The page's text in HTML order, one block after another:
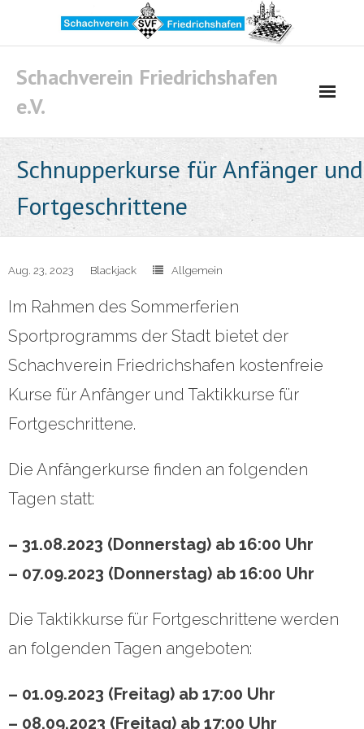
content
Schachverein Friedrichshafen
e.V.
Schnupperkurse für Anfänger und
Fortgeschrittene
Aug. 23, 2023 Blackjack Allgemein
Im Rahmen des Sommerferien
Sportprogramms der Stadt bietet der
Schachverein Friedrichshafen kostenfreie
Kurse für Anfänger und Taktikkurse für
Fortgeschrittene.
Die Anfängerkurse finden an folgenden
Tagen statt:
– 31.08.2023 (Donnerstag) ab 16:00 Uhr
– 07.09.2023 (Donnerstag) ab 16:00 Uhr
Die Taktikkurse für Fortgeschrittene werden
an folgenden Tagen angeboten:
– 01.09.2023 (Freitag) ab 17:00 Uhr
– 08.09.2023 (Freitag) ab 17:00 Uhr